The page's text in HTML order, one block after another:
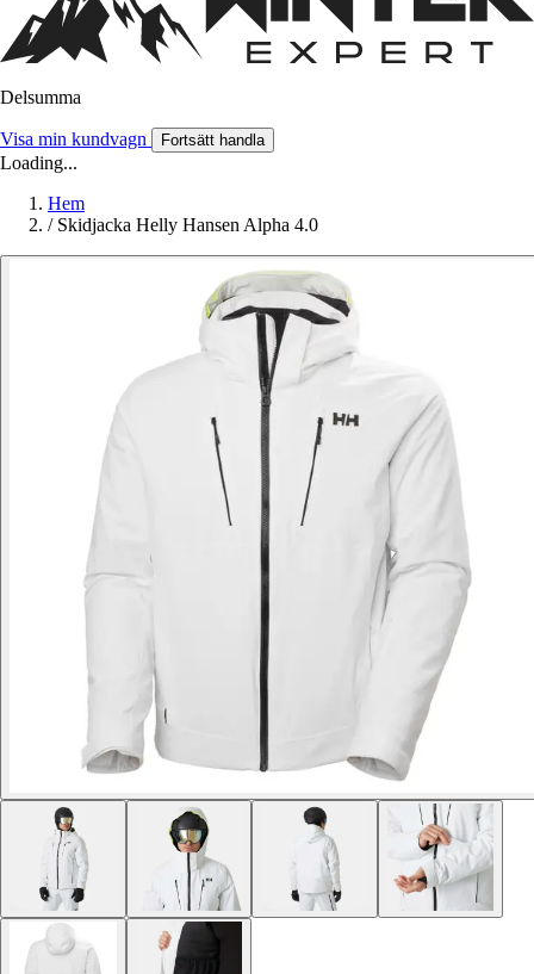
Delsumma
Visa min kundvagn Fortsätt handla
Loading...
Hem
/ Skidjacka Helly Hansen Alpha 4.0